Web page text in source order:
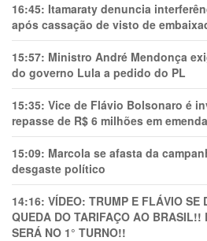
16:45: Itamaraty denuncia
após cassação de visto de
15:57: Ministro André Mendonça
do governo Lula a pedido do PL
15:35: Vice de Flávio Bolsonaro é
repasse de R$ 6 milhões em
15:09: Marcola se afasta da
desgaste político
14:16: VÍDEO: TRUMP E FLÁVIO SE
QUEDA DO TARIFAÇO AO
SERÁ NO 1° TURNO!!